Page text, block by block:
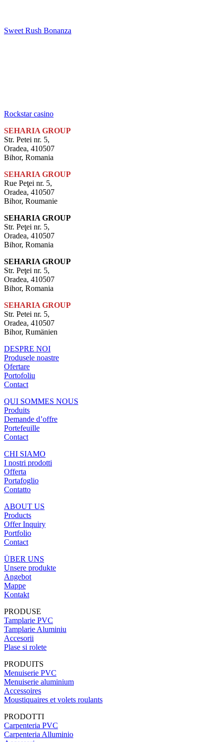
Sweet Rush Bonanza
Rockstar casino
SEHARIA GROUP
Str. Petei nr. 5,
Oradea, 410507
Bihor, Romania
SEHARIA GROUP
Rue Peţei nr. 5,
Oradea, 410507
Bihor, Roumanie
SEHARIA GROUP
Str. Peţei nr. 5,
Oradea, 410507
Bihor, Romania
SEHARIA GROUP
Str. Peţei nr. 5,
Oradea, 410507
Bihor, Romania
SEHARIA GROUP
Str. Petei nr. 5,
Oradea, 410507
Bihor, Rumänien
DESPRE NOI
Produsele noastre
Ofertare
Portofoliu
Contact
QUI SOMMES NOUS
Produits
Demande d’offre
Portefeuille
Contact
CHI SIAMO
I nostri prodotti
Offerta
Portafoglio
Contatto
ABOUT US
Products
Offer Inquiry
Portfolio
Contact
ÜBER UNS
Unsere produkte
Angebot
Mappe
Kontakt
PRODUSE
Tamplarie PVC
Tamplarie Aluminiu
Accesorii
Plase si rolete
PRODUITS
Menuiserie PVC
Menuiserie aluminium
Accessoires
Moustiquaires et volets roulants
PRODOTTI
Carpenteria PVC
Carpenteria Alluminio